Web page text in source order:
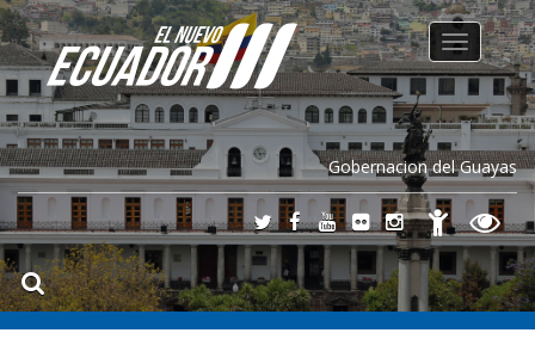
Gobernacion del Guayas
Toggle
navigation